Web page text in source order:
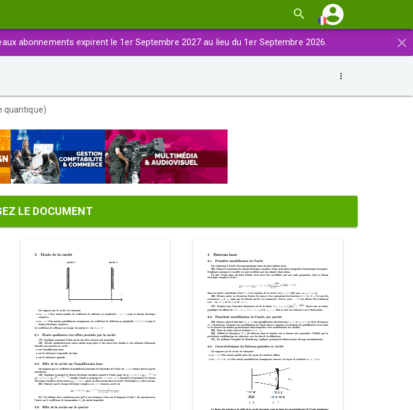
×
abonnements expirent le 1er Septembre 2027 au lieu du 1er Septembre 2026.
quantique)
LE DOCUMENT